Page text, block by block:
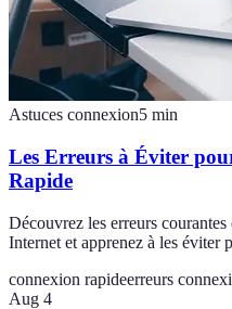
Astuces connexion5 min
Les Erreurs à Éviter
Rapide
Découvrez les erreurs
Internet et apprenez à les éviter
connexion rapideerreurs
Aug 4